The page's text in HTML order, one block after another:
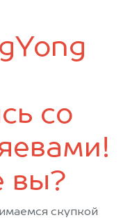
Черлак
со
вы?
скупкой